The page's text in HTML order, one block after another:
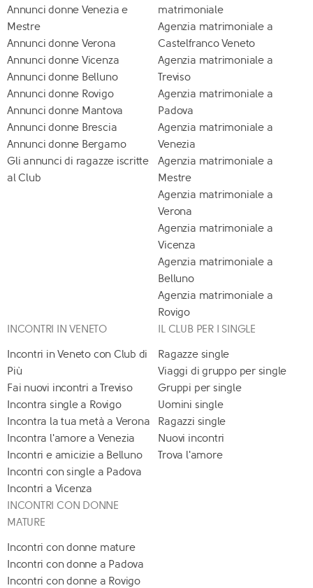
Annunci donne Venezia e
Mestre
Annunci donne Verona
Annunci donne Vicenza
Annunci donne Belluno
Annunci donne Rovigo
Annunci donne Mantova
Annunci donne Brescia
Annunci donne Bergamo
Gli annunci di ragazze iscritte
al Club
matrimoniale
Agenzia matrimoniale a
Castelfranco Veneto
Agenzia matrimoniale a
Treviso
Agenzia matrimoniale a
Padova
Agenzia matrimoniale a
Venezia
Agenzia matrimoniale a
Mestre
Agenzia matrimoniale a
Verona
Agenzia matrimoniale a
Vicenza
Agenzia matrimoniale a
Belluno
Agenzia matrimoniale a
Rovigo
INCONTRI IN VENETO
Incontri in Veneto con Club di
Più
Fai nuovi incontri a Treviso
Incontra single a Rovigo
Incontra la tua metà a Verona
Incontra l'amore a Venezia
Incontri e amicizie a Belluno
Incontri con single a Padova
Incontri a Vicenza
IL CLUB PER I SINGLE
Ragazze single
Viaggi di gruppo per single
Gruppi per single
Uomini single
Ragazzi single
Nuovi incontri
Trova l'amore
INCONTRI CON DONNE
MATURE
Incontri con donne mature
Incontri con donne a Padova
Incontri con donne a Rovigo